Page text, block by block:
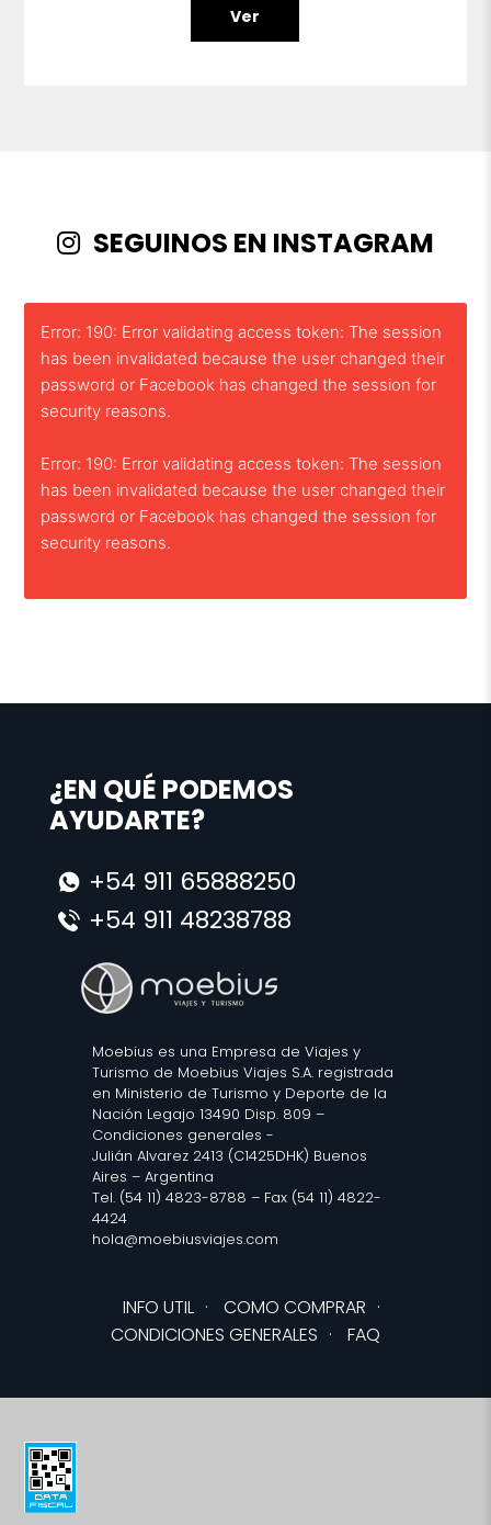
Ver
SEGUINOS EN INSTAGRAM
Error: 190: Error validating access token: The session
has been invalidated because the user changed their
password or Facebook has changed the session for
security reasons.
Error: 190: Error validating access token: The session
has been invalidated because the user changed their
password or Facebook has changed the session for
security reasons.
¿EN QUÉ PODEMOS
AYUDARTE?
+54 911 65888250
+54 911 48238788
Moebius es una Empresa de Viajes y
Turismo de Moebius Viajes S.A. registrada
en Ministerio de Turismo y Deporte de la
Nación Legajo 13490 Disp. 809 –
Condiciones generales -
Julián Alvarez 2413 (C1425DHK) Buenos
Aires – Argentina
Tel. (54 11) 4823-8788 – Fax (54 11) 4822-
4424
hola@moebiusviajes.com
INFO UTIL · COMO COMPRAR ·
CONDICIONES GENERALES · FAQ